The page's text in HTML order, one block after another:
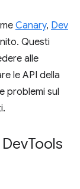
Canary, Dev
Questi
alle
le API della
problemi sul
Tools